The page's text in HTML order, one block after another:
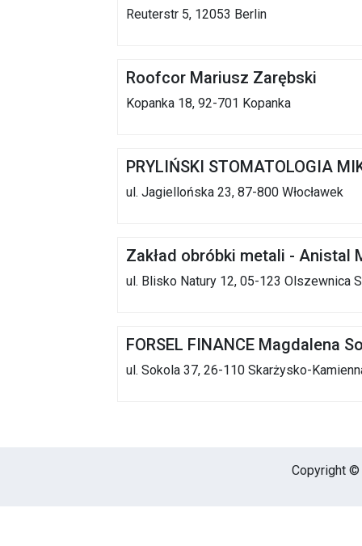
Reuterstr 5, 12053 Berlin
Roofcor Mariusz Zarębski
Kopanka 18, 92-701 Kopanka
PRYLIŃSKI STOMATOLOGIA
ul. Jagiellońska 23, 87-800 Włocławek
Zakład obróbki metali - Anistal
ul. Blisko Natury 12, 05-123 Olszewnica
FORSEL FINANCE Magdalena
ul. Sokola 37, 26-110 Skarżysko-
Copyright ©